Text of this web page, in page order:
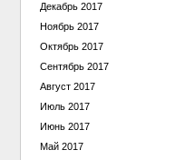
Декабрь 2017
Ноябрь 2017
Октябрь 2017
Сентябрь 2017
Август 2017
Июль 2017
Июнь 2017
Май 2017